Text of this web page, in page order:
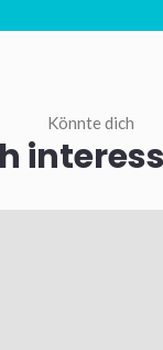
Könnte dich